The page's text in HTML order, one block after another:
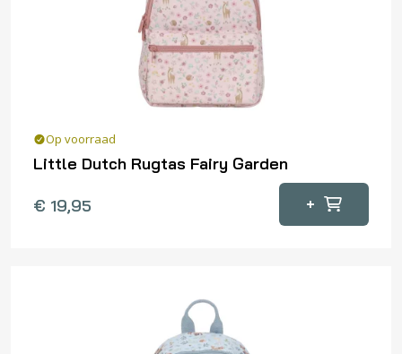
Op voorraad
Little Dutch Rugtas Fairy Garden
€ 19,95 +